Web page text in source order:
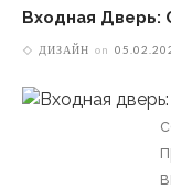
Входная Дверь:
ДИЗАЙН on